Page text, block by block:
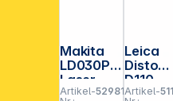
Makita
LD030P
Laser-
Entfernu
Artikel-529818
Leica
Disto
D110
Laser-
Artikel-
**EVP